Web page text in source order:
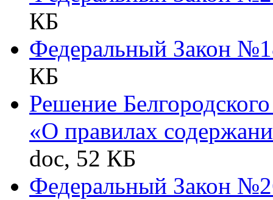
КБ
Федеральный Закон
КБ
Решение
«О правилах
doc, 52 КБ
Федеральный Закон